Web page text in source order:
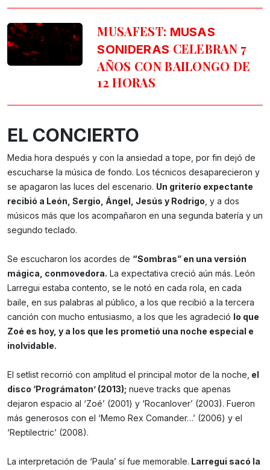
MUSAFEST: MUSAS
SONIDERAS CELEBRAN 7
AÑOS CON BAILONGO DE
12 HORAS
EL CONCIERTO
Media hora después y con la ansiedad a tope, por fin dejó de
escucharse la música de fondo. Los técnicos desaparecieron y
se apagaron las luces del escenario. Un griterío expectante
recibió a León, Sergio, Ángel, Jesús y Rodrigo, y a dos
músicos más que los acompañaron en una segunda batería y un
segundo teclado.
Se escucharon los acordes de “Sombras” en una versión
mágica, conmovedora. La expectativa creció aún más. León
Larregui estaba contento, se le notó en cada rola, en cada
baile, en sus palabras al público, a los que recibió a la tercera
canción con mucho entusiasmo, a los que les agradeció lo que
Zoé es hoy, y a los que les prometió una noche especial e
inolvidable.
El setlist recorrió con amplitud el principal motor de la noche, el
disco ‘Prográmaton’ (2013); nueve tracks que apenas
dejaron espacio al ‘Zoé’ (2001) y ‘Rocanlover’ (2003). Fueron
más generosos con el ‘Memo Rex Comander…’ (2006) y el
‘Reptilectric’ (2008).
La interpretación de ‘Paula’ sí fue memorable. Larregui sacó la